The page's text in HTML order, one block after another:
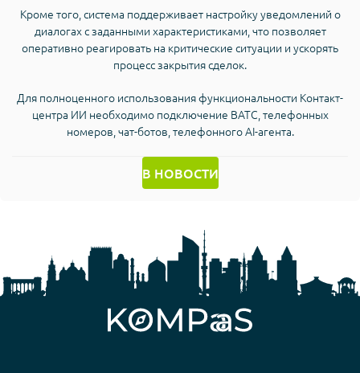
Кроме того, система поддерживает настройку уведомлений о
диалогах с заданными характеристиками, что позволяет
оперативно реагировать на критические ситуации и ускорять
процесс закрытия сделок.
Для полноценного использования функциональности Контакт-
центра ИИ необходимо подключение ВАТС, телефонных
номеров, чат-ботов, телефонного AI-агента.
В НОВОСТИ